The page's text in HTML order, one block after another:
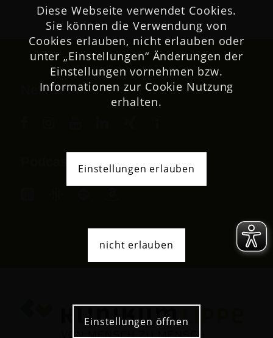
Netzwerk
Diese Webseite verwendet Cookies.
Sie können die Verwendung von
Cookies erlauben, nicht erlauben oder
unter „Einstellungen“ Änderungen der
Einstellungen vornehmen bzw.
Informationen zur Cookie Nutzung
erhalten.
Einstellungen erlauben
nicht erlauben
Einstellungen öffnen